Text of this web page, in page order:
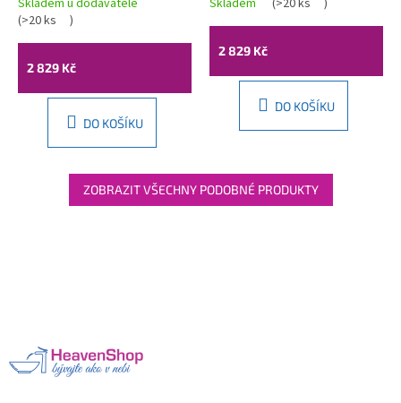
(>20 ks )
2 829 Kč
DO KOŠÍKU
2 829 Kč
DO KOŠÍKU
ZOBRAZIT VŠECHNY PODOBNÉ PRODUKTY